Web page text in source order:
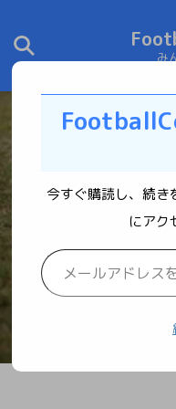
み
今すぐ購読し、続き
にアク